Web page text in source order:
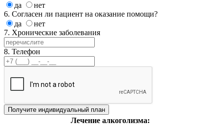
да
нет
6. Согласен ли пациент на оказание помощи?
да
нет
7. Хронические заболевания
8. Телефон
Лечение алкоголизма: